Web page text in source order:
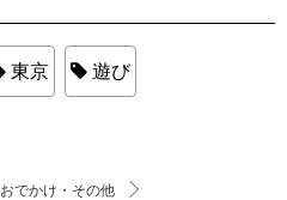
東京 遊び
おでかけ・その他